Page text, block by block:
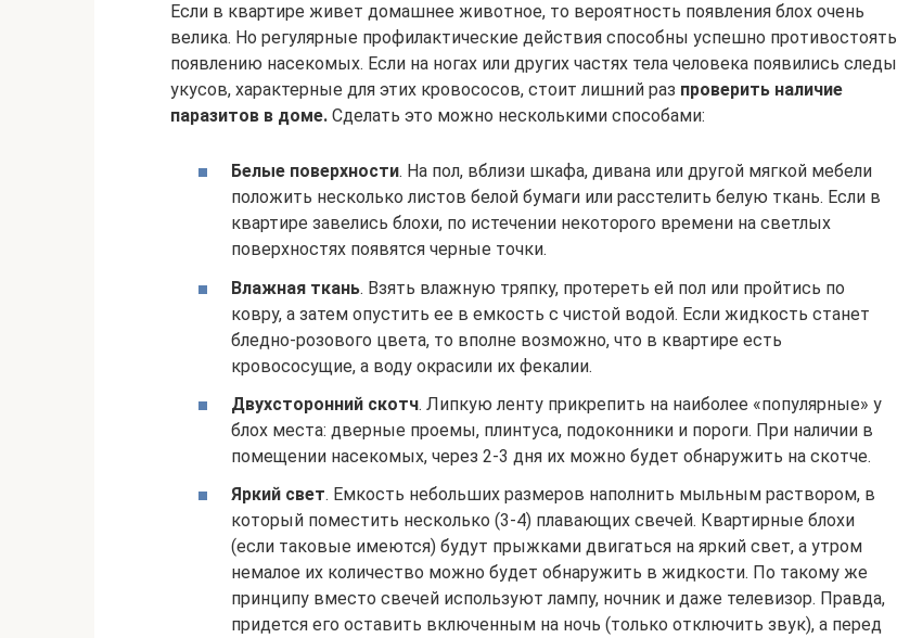
Если в квартире живет домашнее животное, то вероятность появления блох очень
велика. Но регулярные профилактические действия способны успешно противостоять
появлению насекомых. Если на ногах или других частях тела человека появились следы
укусов, характерные для этих кровососов, стоит лишний раз проверить наличие
паразитов в доме. Сделать это можно несколькими способами:
Белые поверхности. На пол, вблизи шкафа, дивана или другой мягкой мебели
положить несколько листов белой бумаги или расстелить белую ткань. Если в
квартире завелись блохи, по истечении некоторого времени на светлых
поверхностях появятся черные точки.
Влажная ткань. Взять влажную тряпку, протереть ей пол или пройтись по
ковру, а затем опустить ее в емкость с чистой водой. Если жидкость станет
бледно-розового цвета, то вполне возможно, что в квартире есть
кровососущие, а воду окрасили их фекалии.
Двухсторонний скотч. Липкую ленту прикрепить на наиболее «популярные» у
блох места: дверные проемы, плинтуса, подоконники и пороги. При наличии в
помещении насекомых, через 2-3 дня их можно будет обнаружить на скотче.
Яркий свет. Емкость небольших размеров наполнить мыльным раствором, в
который поместить несколько (3-4) плавающих свечей. Квартирные блохи
(если таковые имеются) будут прыжками двигаться на яркий свет, а утром
немалое их количество можно будет обнаружить в жидкости. По такому же
принципу вместо свечей используют лампу, ночник и даже телевизор. Правда,
придется его оставить включенным на ночь (только отключить звук), а перед